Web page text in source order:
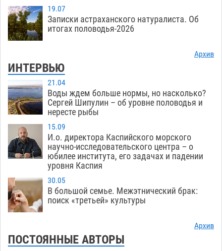
19.07
Записки астраханского натуралиста. Об
итогах половодья-2026
Архив
ИНТЕРВЬЮ
21.04
Воды ждем больше нормы, но насколько?
Сергей Шипулин – об уровне половодья и
нересте рыбы
15.09
И.о. директора Каспийского морского
научно-исследовательского центра – о
юбилее института, его задачах и падении
уровня Каспия
30.05
В большой семье. Межэтнический брак:
поиск «третьей» культуры
Архив
ПОСТОЯННЫЕ АВТОРЫ